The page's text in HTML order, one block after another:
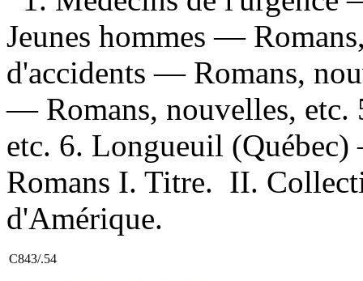
Jeunes hommes —
d'accidents — Romans,
— Romans, nouvelles,
etc. 6. Longueuil
Romans I. Titre. II.
d'Amérique.
C843/.54